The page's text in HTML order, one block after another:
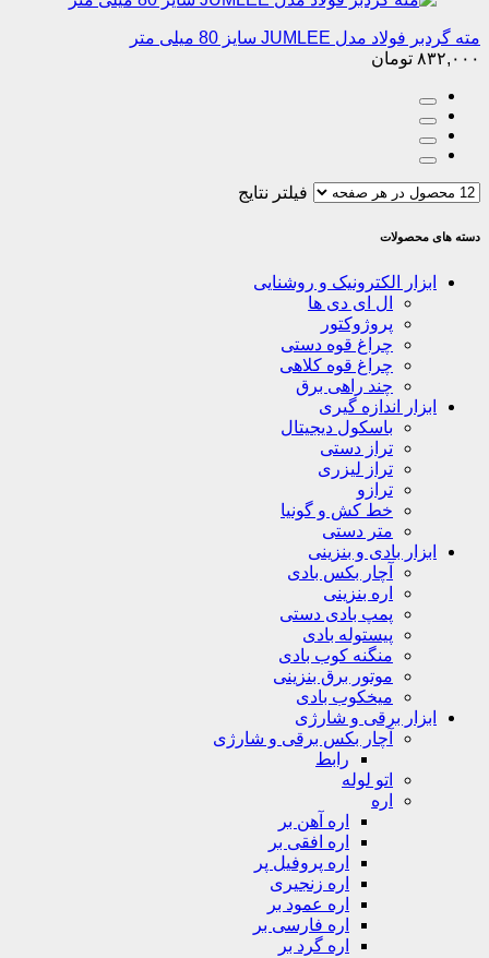
مته گردبر فولاد مدل JUMLEE سایز 80 میلی متر
۸۳۲,۰۰۰ تومان
فیلتر نتایج
دسته های محصولات
ابزار الکترونیک و روشنایی
ال ای دی ها
پروژوکتور
چراغ قوه دستی
چراغ قوه کلاهی
چند راهی برق
ابزار اندازه گیری
باسکول دیجیتال
تراز دستی
تراز لیزری
ترازو
خط کش و گونیا
متر دستی
ابزار بادی و بنزینی
آچار بکس بادی
اره بنزینی
پمپ بادی دستی
پیستوله بادی
منگنه کوب بادی
موتور برق بنزینی
میخکوب بادی
ابزار برقی و شارژی
آچار بکس برقی و شارژی
رابط
اتو لوله
اره
اره آهن بر
اره افقی بر
اره پروفیل پر
اره زنجیری
اره عمود بر
اره فارسی بر
اره گرد بر